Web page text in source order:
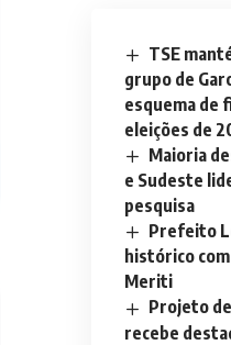
TSE
grupo de
esquema de
eleições de
Maioria
e Sudeste
pesquisa
Prefeito
histórico
Meriti
Projeto
recebe